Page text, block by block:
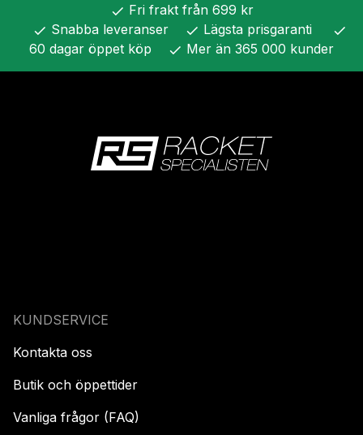
check Fri frakt från 699 kr
check Snabba leveranser check Lägsta prisgaranti check
60 dagar öppet köp check Mer än 365 000 kunder
KUNDSERVICE
Kontakta oss
Butik och öppettider
Vanliga frågor (FAQ)